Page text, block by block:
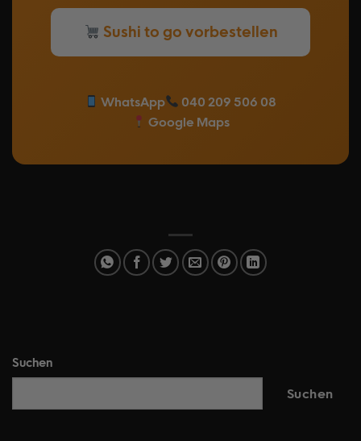
Sushi to go vorbestellen
WhatsApp
040 209 506 08
Google Maps
Suchen
Suchen